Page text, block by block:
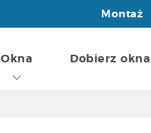
Montaż
Okna Dobierz okna
System przesuwny